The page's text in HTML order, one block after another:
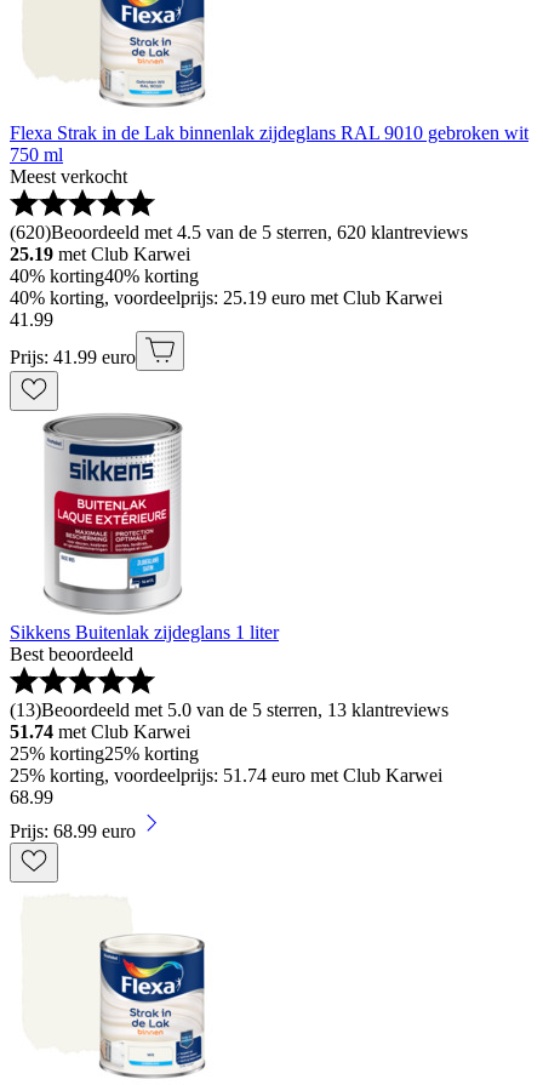
Flexa Strak in de Lak binnenlak zijdeglans RAL 9010 gebroken wit
750 ml
Meest verkocht
(620)Beoordeeld met 4.5 van de 5 sterren, 620 klantreviews
25.19 met Club Karwei
40% korting40% korting
40% korting, voordeelprijs: 25.19 euro met Club Karwei
41 .99
Prijs: 41.99 euro
Sikkens Buitenlak zijdeglans 1 liter
Best beoordeeld
(13)Beoordeeld met 5.0 van de 5 sterren, 13 klantreviews
51.74 met Club Karwei
25% korting25% korting
25% korting, voordeelprijs: 51.74 euro met Club Karwei
68.99
Prijs: 68.99 euro